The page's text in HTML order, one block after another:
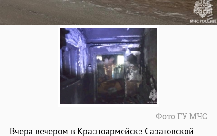
Фото ГУ МЧС
Вчера вечером в Красноармейске Саратовской